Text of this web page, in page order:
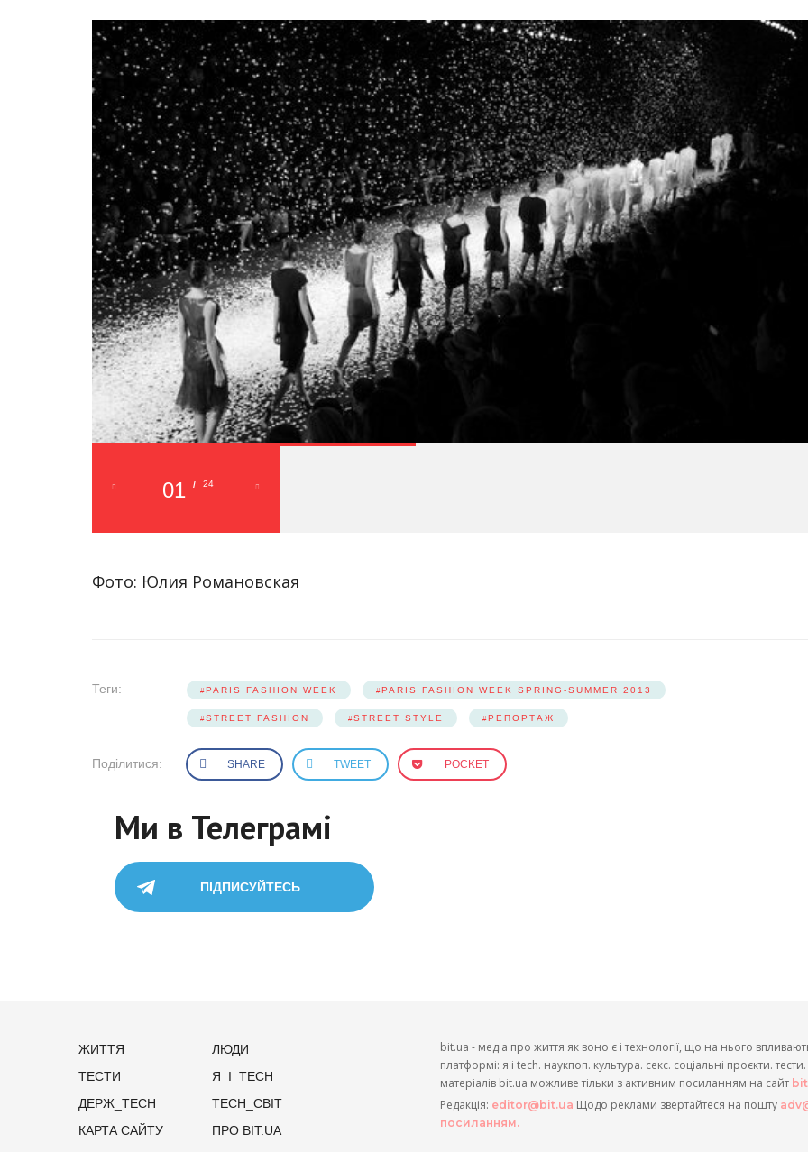
01 / 24
Фото: Юлия Романовская
Теги: PARIS FASHION WEEK PARIS FASHION WEEK SPRING-SUMMER 2013
STREET FASHION STREET STYLE РЕПОРТАЖ
Поділитися: SHARE TWEET POCKET
Ми в Телеграмі
ПІДПИСУЙТЕСЬ
ЖИТТЯ
ЛЮДИ
ТЕСТИ
Я_І_TECH
ДЕРЖ_TECH
TECH_СВІТ
КАРТА САЙТУ
ПРО BIT.UA
bit.ua - медіа про життя як воно є і технології, що на нього
платформі: я і tech. наукпоп. культура. секс. соціальні проєкти.
матеріалів bit.ua можливе тільки з активним посиланням на сайт
Редакція: editor@bit.ua Щодо реклами звертайтеся на пошту
посиланням.